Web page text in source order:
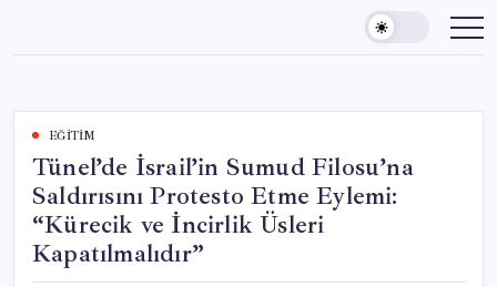
content
EĞITIM
Tünel’de İsrail’in Sumud Filosu’na
Saldırısını Protesto Etme Eylemi:
“Kürecik ve İncirlik Üsleri
Kapatılmalıdır”